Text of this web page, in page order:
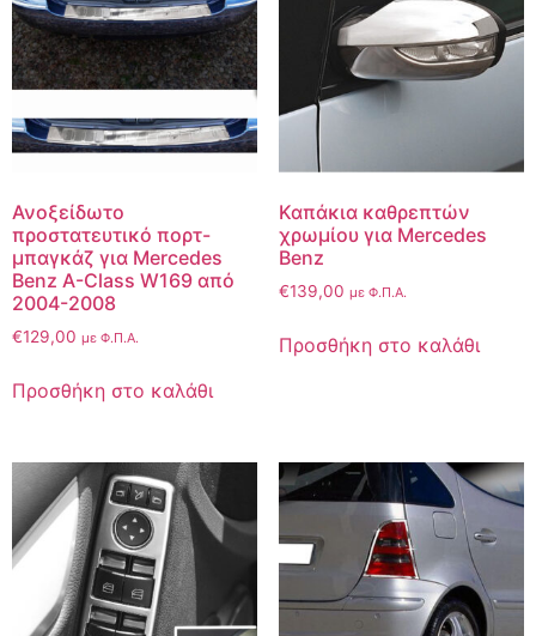
Ανοξείδωτο
προστατευτικό πορτ-
μπαγκάζ για Mercedes
Benz A-Class W169 από
2004-2008
€129,00 με Φ.Π.Α.
Προσθήκη στο καλάθι
Καπάκια καθρεπτών
χρωμίου για Mercedes
Benz
€139,00 με Φ.Π.Α.
Προσθήκη στο καλάθι